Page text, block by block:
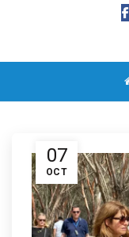
07
OCT